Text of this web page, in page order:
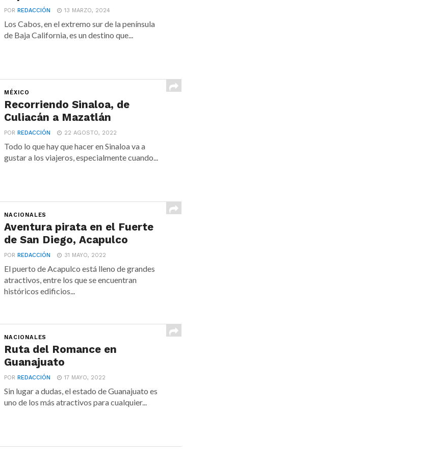
POR REDACCIÓN 13 MARZO, 2024
Los Cabos, en el extremo sur de la península
de Baja California, es un destino que...
MÉXICO
Recorriendo Sinaloa, de
Culiacán a Mazatlán
POR REDACCIÓN 22 AGOSTO, 2022
Todo lo que hay que hacer en Sinaloa va a
gustar a los viajeros, especialmente cuando...
NACIONALES
Aventura pirata en el Fuerte
de San Diego, Acapulco
POR REDACCIÓN 31 MAYO, 2022
El puerto de Acapulco está lleno de grandes
atractivos, entre los que se encuentran
históricos edificios...
NACIONALES
Ruta del Romance en
Guanajuato
POR REDACCIÓN 17 MAYO, 2022
Sin lugar a dudas, el estado de Guanajuato es
uno de los más atractivos para cualquier...